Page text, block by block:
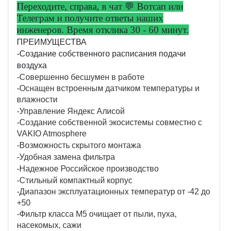
Переходите, справа, в чат 💬 Вотсап или
Телеграм и получите ответы наших
инженеров. Время отклика 30 - 60 минут.
ПРЕИМУЩЕСТВА
-Создание собственного расписания подачи
воздуха
-Совершенно бесшумен в работе
-Оснащен встроенным датчиком температуры и
влажности
-Управление Яндекс Алисой
-Создание собственной экосистемы совместно с
VAKIO Atmosphere
-Возможность скрытого монтажа
-Удобная замена фильтра
-Надежное Российское производство
-Стильный компактный корпус
-Диапазон эксплуатационных температур от -42 до
+50
-Фильтр класса M5 очищает от пыли, пуха,
насекомых, сажи